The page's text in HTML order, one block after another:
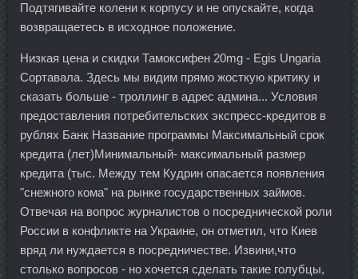
Подтягивайте колени к корпусу и не опускайте, когда
возвращаетесь в исходное положение.
Низкая цена и скидки Тамоксифен 20mg - Egis Ungaria
Сортавала. Здесь мы видим прямо жосткую критику и
сказать больше - троллинг в адрес админа... Условия
предоставления потребительских экспресс-кредитов в
рублях Банк Название программы Максимальный срок
кредита (лет)Минимальный- максимальный размер
кредита (тыс. Между тем Кудрин опасается появления
"снежного кома" на рынке государственных займов.
Отвечая на вопрос журналистов о посреднической роли
России в конфликте на Украине, он отметил, что Киев
вряд ли нуждается в посредничестве. Извини,что
столько вопросов - но хочется сделать такие голубцы,